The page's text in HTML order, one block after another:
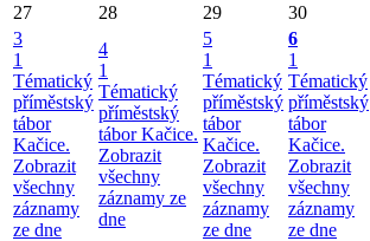
27
28 29 30
3
1
Tématický
příměstský
tábor
Kačice.
Zobrazit
všechny
záznamy
ze dne
4
1
Tématický
příměstský
tábor Kačice.
Zobrazit
všechny
záznamy ze
dne
5
1
Tématický
příměstský
tábor
Kačice.
Zobrazit
všechny
záznamy
ze dne
6
1
Tématický
příměstský
tábor
Kačice.
Zobrazit
všechny
záznamy
ze dne